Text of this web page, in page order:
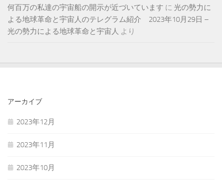
何百万の私達の宇宙船の開示が近づいています に 光の勢力に
よる地球革命と宇宙人のテレグラム紹介 2023年10月29日 –
光の勢力による地球革命と宇宙人 より
アーカイブ
2023年12月
2023年11月
2023年10月